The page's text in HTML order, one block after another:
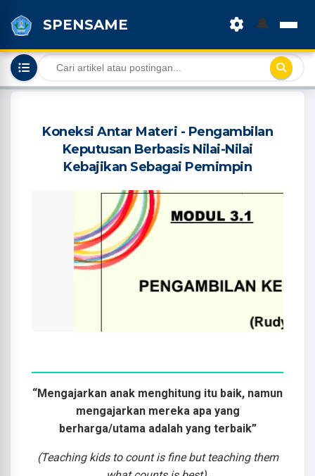
SPENSAME 🔔
Koneksi Antar Materi - Pengambilan
Keputusan Berbasis Nilai-Nilai
Kebajikan Sebagai Pemimpin
“Mengajarkan anak menghitung itu baik, namun
mengajarkan mereka apa yang
berharga/utama adalah yang terbaik”
(Teaching kids to count is fine but teaching them